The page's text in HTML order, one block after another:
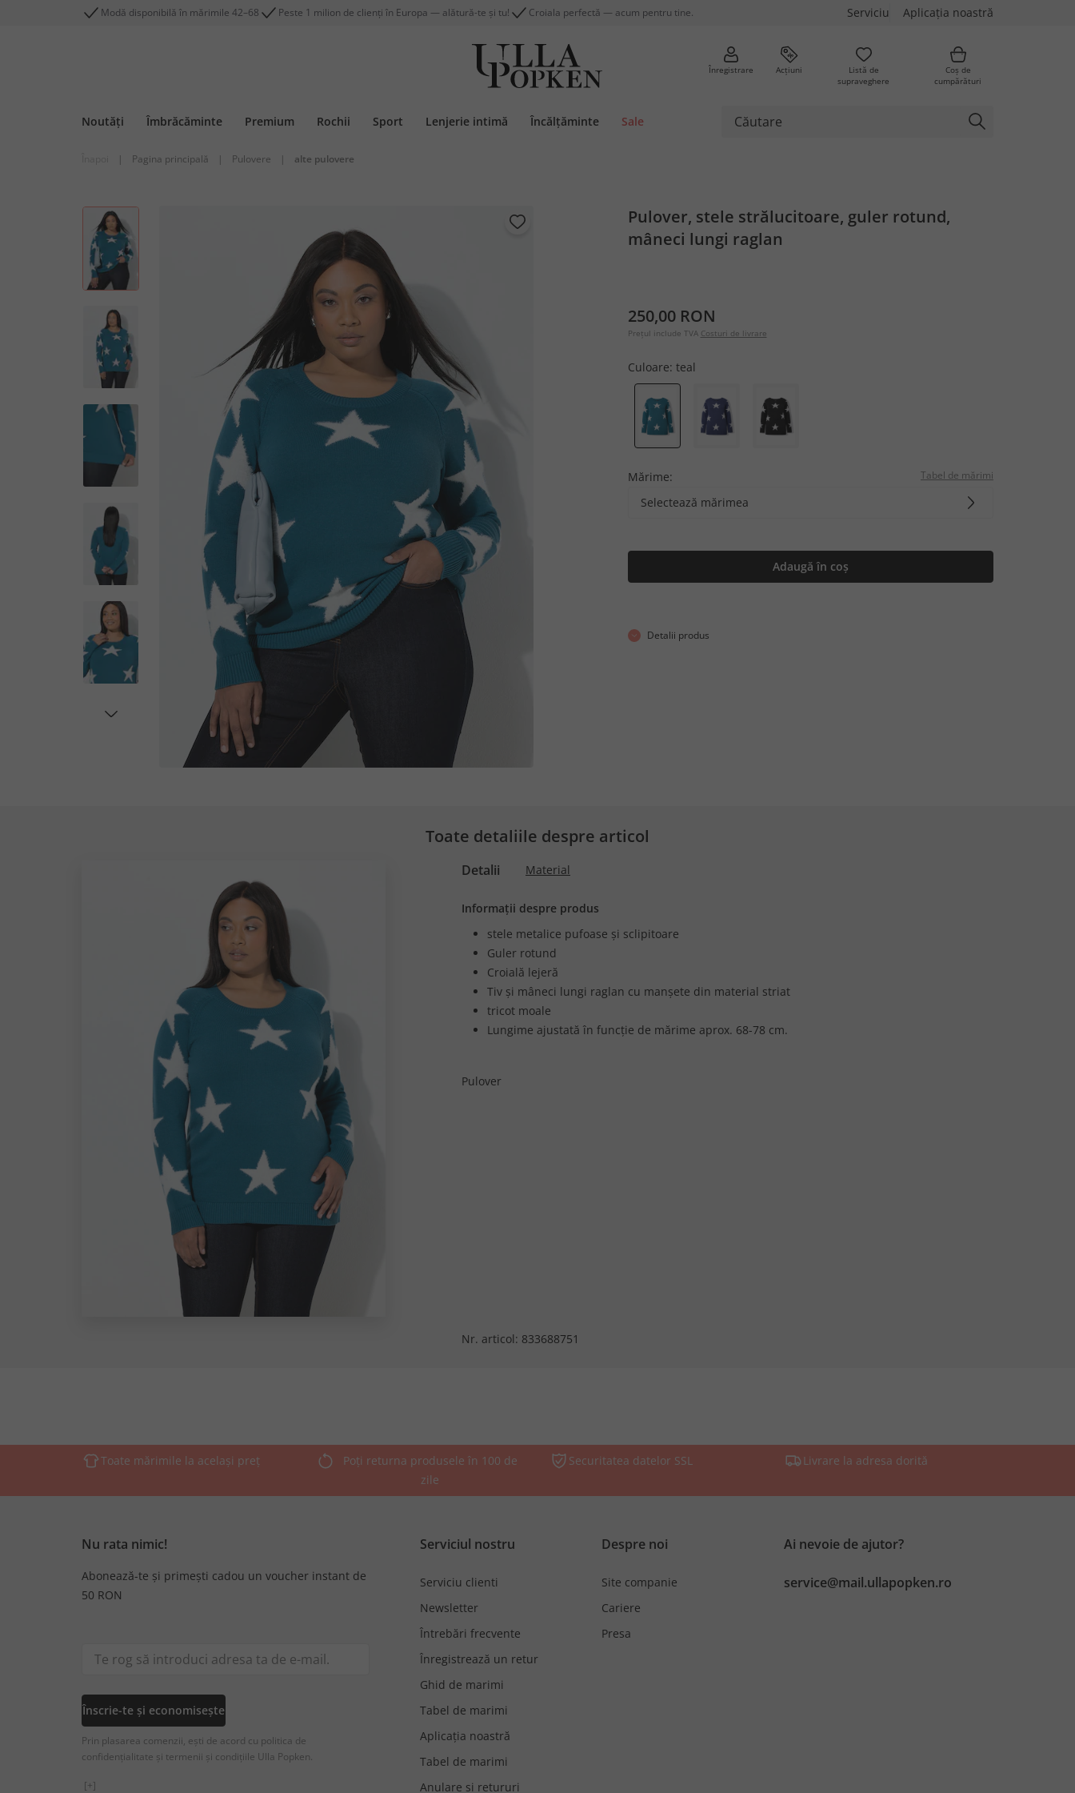
Modă disponibilă în mărimile 42–68 Peste 1 milion de clienți în Europa — alătură-te și tu! Croiala perfectă — acum pentru tine. Serviciu Aplicația noastră
Înregistrare Acțiuni
Listă de
supraveghere
Coș de
cumpărături
Noutăți Îmbrăcăminte Premium Rochii Sport Lenjerie intimă Încălțăminte Sale
| Pagina principală | Pulovere | alte pulovere
Pulover, stele strălucitoare, guler rotund,
mâneci lungi raglan
250,00 RON
Prețul include TVA Costuri de livrare
Culoare: teal
Mărime: Tabel de mărimi
Selectează mărimea
Adaugă în coș
Detalii produs
Toate detaliile despre articol
Detalii Material
Informații despre produs
stele metalice pufoase și sclipitoare
Guler rotund
Croială lejeră
Tiv și mâneci lungi raglan cu manșete din material striat
tricot moale
Lungime ajustată în funcție de mărime aprox. 68-78 cm.
Pulover
Nr. articol: 833688751
Toate mărimile la același preț
Poți returna produsele în 100 de
zile
Securitatea datelor SSL Livrare la adresa dorită
Nu rata nimic!
Abonează-te și primești cadou un voucher instant de
50 RON
Înscrie-te și economisește
Prin plasarea comenzii, ești de acord cu politica de
confidențialitate și termenii și condițiile Ulla Popken.
[+]
Serviciul nostru
Serviciu clienti
Newsletter
Întrebări frecvente
Înregistrează un retur
Ghid de marimi
Tabel de marimi
Aplicația noastră
Tabel de marimi
Anulare si retururi
Despre noi
Site companie
Cariere
Presa
Ai nevoie de ajutor?
service@mail.ullapopken.ro